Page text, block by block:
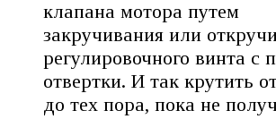
клапана мотора путем
закручивания или
регулировочного винта
отвертки. И так крутить
до тех пора, пока не